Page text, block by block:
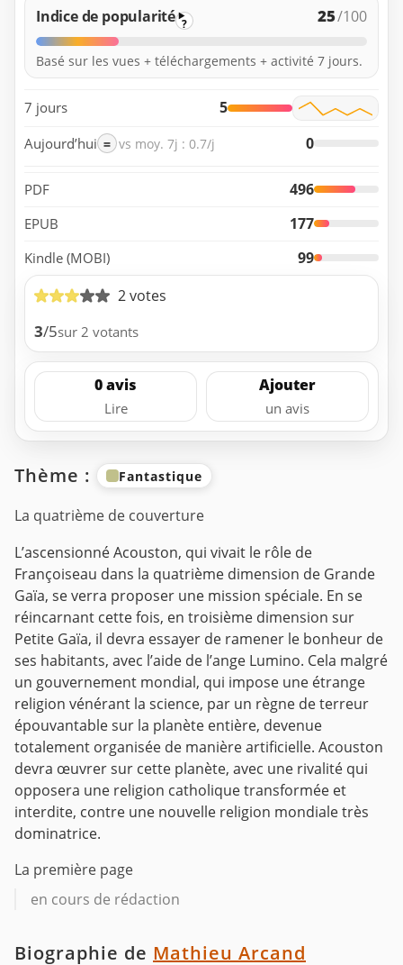
Indice de popularité ? 25/100
Basé sur les vues + téléchargements + activité 7 jours.
7 jours 5
Aujourd’hui = vs moy. 7j : 0.7/j 0
PDF 496
EPUB 177
Kindle (MOBI)
99
2 votes
3/5sur 2 votants
0 avis
Lire
Ajouter
un avis
Thème : Fantastique
La quatrième de couverture
L’ascensionné Acouston, qui vivait le rôle de
Françoiseau dans la quatrième dimension de Grande
Gaïa, se verra proposer une mission spéciale. En se
réincarnant cette fois, en troisième dimension sur
Petite Gaïa, il devra essayer de ramener le bonheur de
ses habitants, avec l’aide de l’ange Lumino. Cela malgré
un gouvernement mondial, qui impose une étrange
religion vénérant la science, par un règne de terreur
épouvantable sur la planète entière, devenue
totalement organisée de manière artificielle. Acouston
devra œuvrer sur cette planète, avec une rivalité qui
opposera une religion catholique transformée et
interdite, contre une nouvelle religion mondiale très
dominatrice.
La première page
en cours de rédaction
Biographie de Mathieu Arcand